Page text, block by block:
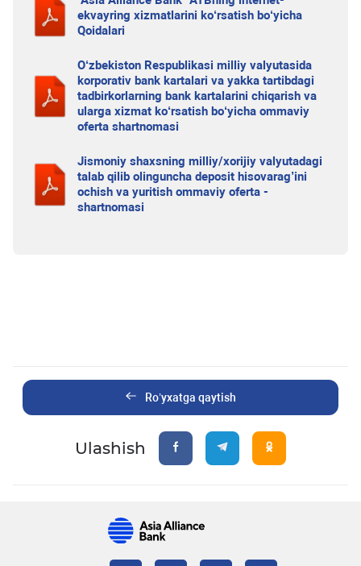
ekvayring xizmatlarini ko‘rsatish bo‘yicha
Qoidalari
O‘zbekiston Respublikasi milliy valyutasida
korporativ bank kartalari va yakka tartibdagi
tadbirkorlarning bank kartalarini chiqarish va
ularga xizmat ko‘rsatish bo‘yicha ommaviy
oferta shartnomasi
Jismoniy shaxsning milliy/xorijiy valyutadagi
talab qilib olinguncha deposit hisovarag’ini
ochish va yuritish ommaviy oferta -
shartnomasi
Ro’yxatga qaytish
Ulashish